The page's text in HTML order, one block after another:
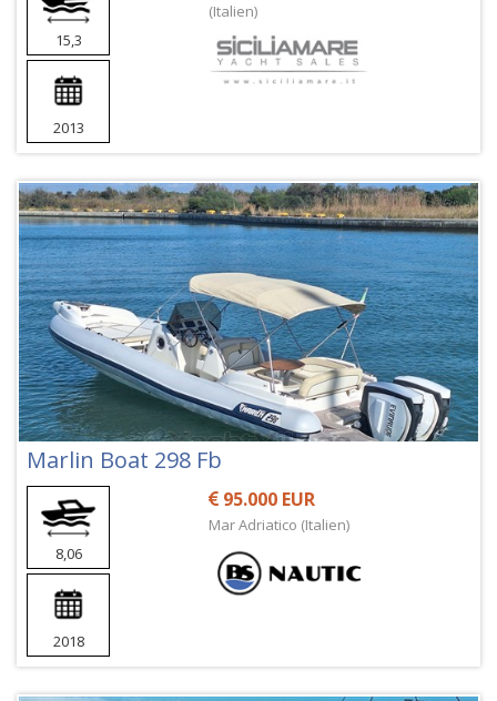
15,3
2013
(Italien)
Marlin Boat 298 Fb
8,06
2018
95.000 EUR
Mar Adriatico (Italien)